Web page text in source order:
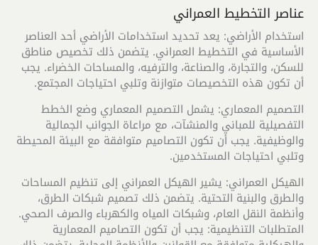
عناصر التخطيط العمراني
استخدام الأراضي: يعد تحديد استخدامات الأراضي أحد العناصر
الأساسية في التخطيط العمراني. يتضمن ذلك تخصيص مناطق
للسكن، والتجارة، والصناعة، والترفيه، والمساحات الخضراء. يجب
أن تكون هذه التخصيصات متوازنة وتلبي احتياجات المجتمع.
التصميم المعماري: يشمل التصميم المعماري وضع الخطط
التفصيلية للمباني والمنشآت، مع مراعاة الجوانب الجمالية
والوظيفية. يجب أن تكون التصاميم متوافقة مع البيئة المحيطة
وتلبي احتياجات المستخدمين.
الهيكل العمراني: يشير الهيكل العمراني إلى تنظيم المساحات
والطرق والبنية التحتية. يتضمن ذلك تصميم شبكات الطرق،
وأنظمة النقل العام، وشبكات المياه والكهرباء والصرف الصحي.
المتطلبات التنظيمية: يجب أن تكون التصاميم المعمارية